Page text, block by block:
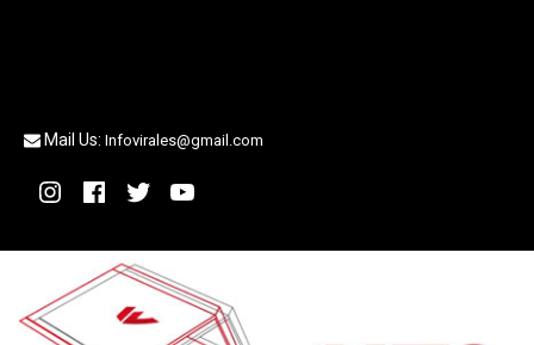
Mail Us: Infovirales@gmail.com